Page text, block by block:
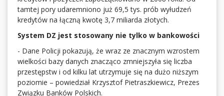
tamtej pory udaremniono już 69,5 tys. prób wyłudzeń
kredytów na łączną kwotę 3,7 miliarda złotych.
System DZ jest stosowany nie tylko w bankowości
- Dane Policji pokazują, że wraz ze znacznym wzrostem
wielkości bazy danych znacząco zmniejszyła się liczba
przestępstw i od kilku lat utrzymuje się na dużo niższym
poziomie – powiedział Krzysztof Pietraszkiewicz, Prezes
Związku Banków Polskich.